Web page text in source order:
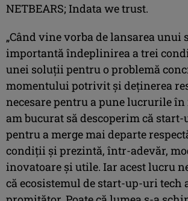
NETBEARS; Indata we trust.
„Când vine vorba de lansarea unui
importantă îndeplinirea a trei
unei soluţii pentru o problemă
momentului potrivit şi deţinerea
necesare pentru a pune lucrurile în
am bucurat să descoperim că
pentru a merge mai departe
condiţii şi prezintă, într-adevăr,
inovatoare şi utile. Iar acest lucru
că ecosistemul de start-up-uri tech